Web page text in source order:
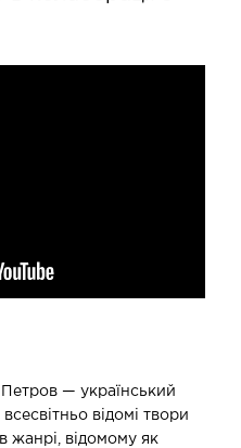
— український
відомі твори
жанрі, відомому як